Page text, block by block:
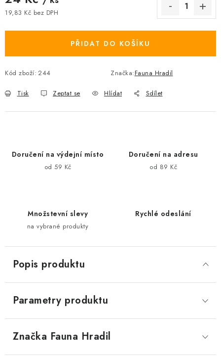
19,83 Kč bez DPH
PŘIDAT DO KOŠÍKU
Kód zboží: 244 Značka:Fauna Hradil
Tisk Zeptat se Hlídat Sdílet
Doručení na výdejní místo
od 59 Kč
Doručení na adresu
od 89 Kč
Množstevní slevy
na vybrané produkty
Rychlé odeslání
Popis produktu
Parametry produktu
Značka Fauna Hradil